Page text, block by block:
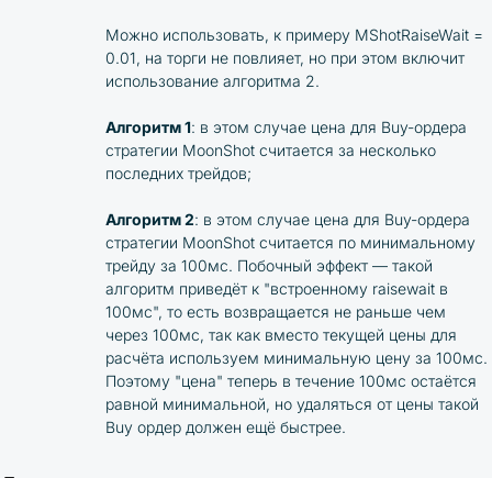
Можно использовать, к примеру MShotRaiseWait =
0.01, на торги не повлияет, но при этом включит
использование алгоритма 2.
Алгоритм 1: в этом случае цена для Buy-ордера
стратегии MoonShot считается за несколько
последних трейдов;
Алгоритм 2: в этом случае цена для Buy-ордера
стратегии MoonShot считается по минимальному
трейду за 100мс. Побочный эффект — такой
алгоритм приведёт к "встроенному raisewait в
100мс", то есть возвращается не раньше чем
через 100мс, так как вместо текущей цены для
расчёта используем минимальную цену за 100мс.
Поэтому "цена" теперь в течение 100мс остаётся
равной минимальной, но удаляться от цены такой
Buy ордер должен ещё быстрее.